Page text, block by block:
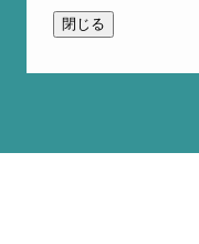
閉じる